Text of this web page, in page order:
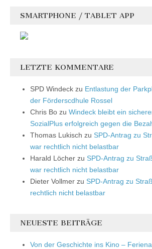
SMARTPHONE / TABLET APP
LETZTE KOMMENTARE
SPD Windeck zu Entlastung der
der Förderscdhule Rossel
Chris Bo zu Windeck bleibt ein
SozialPlus erfolgreich gegen die
Thomas Lukisch zu SPD-Antrag zu
war rechtlich nicht belastbar
Harald Löcher zu SPD-Antrag zu
war rechtlich nicht belastbar
Dieter Vollmer zu SPD-Antrag zu
rechtlich nicht belastbar
NEUESTE BEITRÄGE
Von der Geschichte ins Kino –